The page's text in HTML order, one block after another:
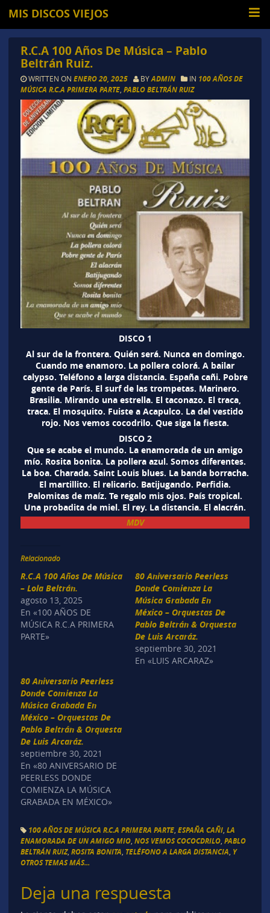
MIS DISCOS VIEJOS
R.C.A 100 Años De Música – Pablo
Beltrán Ruiz.
WRITTEN ON ENERO 20, 2025 BYADMIN IN 100 AÑOS DE
MÚSICA R.C.A PRIMERA PARTE, PABLO BELTRÁN RUIZ
DISCO 1
Al sur de la frontera. Quién será. Nunca en domingo.
Cuando me enamoro. La pollera colorá. A bailar
calypso. Teléfono a larga distancia. España cañi. Pobre
gente de París. El surf de las trompetas. Marinero.
Brasilia. Mirando una estrella. El taconazo. El traca,
traca. El mosquito. Fuiste a Acapulco. La del vestido
rojo. Nos vemos cocodrilo. Que siga la fiesta.
DISCO 2
Que se acabe el mundo. La enamorada de un amigo
mío. Rosita bonita. La pollera azul. Somos diferentes.
La boa. Charada. Saint Louis blues. La banda borracha.
El martillito. El relicario. Batijugando. Perfidia.
Palomitas de maíz. Te regalo mis ojos. País tropical.
Una probadita de miel. El rey. La distancia. El alacrán.
MDV
Relacionado
R.C.A 100 Años De Música
– Lola Beltrán.
agosto 13, 2025
En «100 AÑOS DE
MÚSICA R.C.A PRIMERA
PARTE»
80 Aniversario Peerless
Donde Comienza La
Música Grabada En
México – Orquestas De
Pablo Beltrán & Orquesta
De Luis Arcaráz.
septiembre 30, 2021
En «LUIS ARCARAZ»
80 Aniversario Peerless
Donde Comienza La
Música Grabada En
México – Orquestas De
Pablo Beltrán & Orquesta
De Luis Arcaráz.
septiembre 30, 2021
En «80 ANIVERSARIO DE
PEERLESS DONDE
COMIENZA LA MÚSICA
GRABADA EN MÉXICO»
100 AÑOS DE MÚSICA R.C.A PRIMERA PARTE, ESPAÑA CAÑI, LA
ENAMORADA DE UN AMIGO MIO, NOS VEMOS COCOCDRILO, PABLO
BELTRÁN RUIZ, ROSITA BONITA TELÉFONO A LARGA DISTANCIA Y
OTROS TEMAS MÁS...
Deja una respuesta